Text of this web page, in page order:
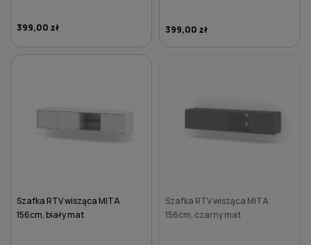
399,00 zł 399,00 zł
Szafka RTV wisząca MITA
156cm, biały mat
Szafka RTV wisząca MITA
156cm, czarny mat